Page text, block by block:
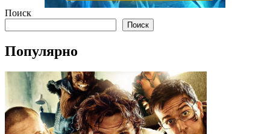
Поиск
Поиск
Популярно